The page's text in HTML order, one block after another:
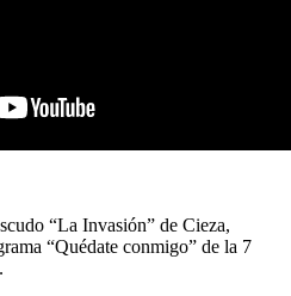
“La Invasión” de Cieza,
“Quédate conmigo” de la 7